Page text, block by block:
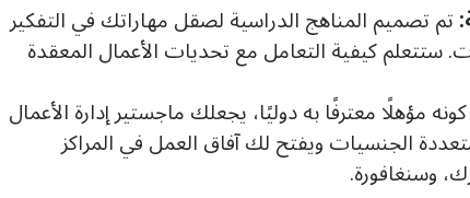
تم تصميم المناهج الدراسية لصقل مهاراتك في التفكير
ستتعلم كيفية التعامل مع تحديات الأعمال المعقدة
كونه مؤهلًا معترفًا به دوليًا، يجعلك ماجستير إدارة الأعمال
الجنسيات ويفتح لك آفاق العمل في المراكز
وسنغافورة.